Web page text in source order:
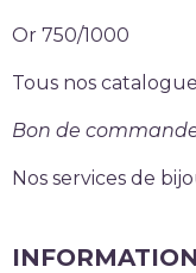
Or 750/1000
Tous nos
Bon de
Nos services de